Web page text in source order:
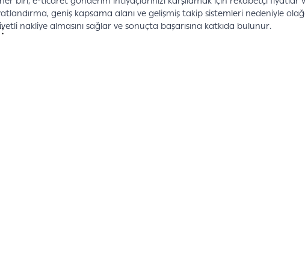
geniş kapsama alanı ve gelişmiş takip sistemleri nedeniyle
nakliye almasını sağlar ve sonuçta başarısına katkıda bulunur.